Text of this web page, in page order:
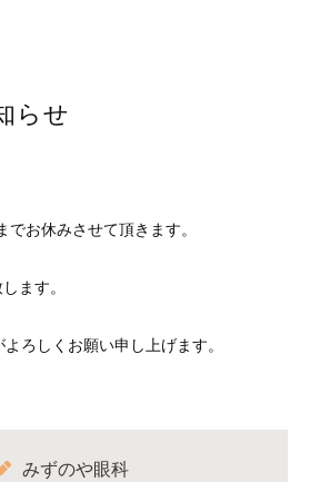
らせ
お休みさせて頂きます。
ます。
ろしくお願い申し上げます。
みずのや眼科